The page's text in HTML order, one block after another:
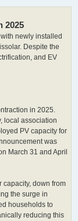
2025
newly installed
Despite the
and EV
in 2025.
local association
PV capacity for
was
March 31 and April
capacity, down from
the surge in
households to
reducing this